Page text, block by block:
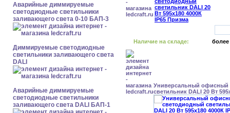
Аварийные диммируемые
светодиодные светильники
заливающего света 0-10 БАП-3
Диммируемые светодиодные
светильники заливающего света
DALI
Аварийные диммируемые
светодиодные светильники
заливающего света DALI БАП-1
Наличие на складе: более
Универсальный офисный
светильник DALI 20 Вт